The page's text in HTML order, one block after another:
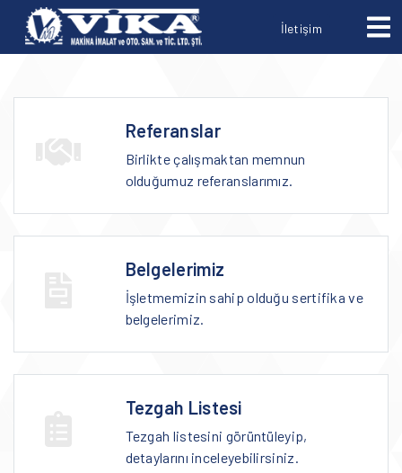
İletişim
Referanslar
Birlikte çalışmaktan memnun
olduğumuz referanslarımız.
Belgelerimiz
İşletmemizin sahip olduğu sertifika ve
belgelerimiz.
Tezgah Listesi
Tezgah listesini görüntüleyip,
detaylarını inceleyebilirsiniz.